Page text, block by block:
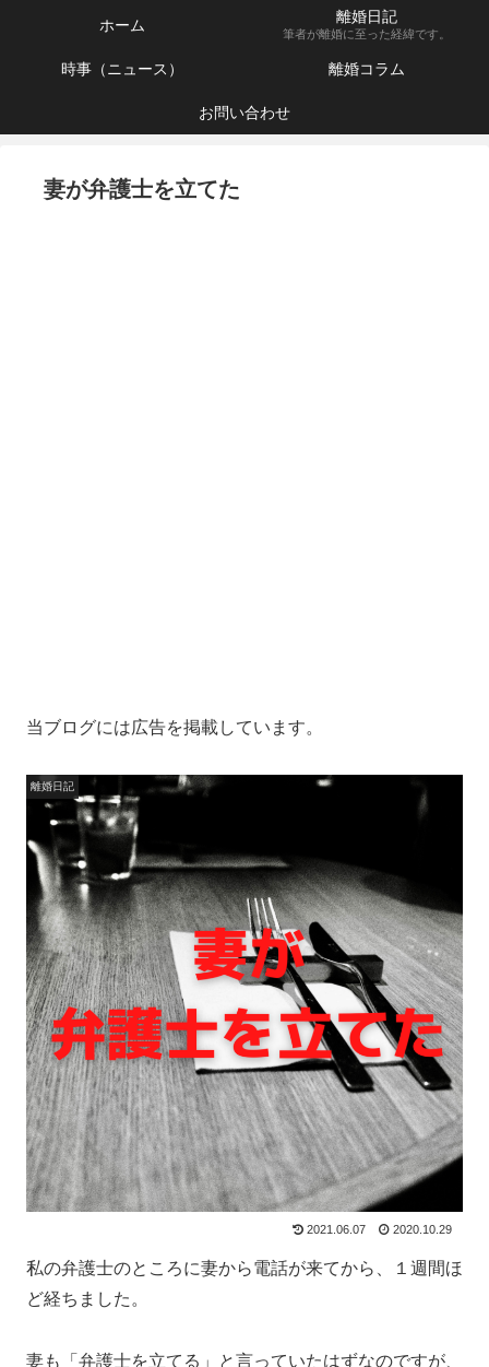
ホーム 離婚日記
筆者が離婚に至った経緯です。
時事（ニュース） 離婚コラム
お問い合わせ
妻が弁護士を立てた
当ブログには広告を掲載しています。
離婚日記
2021.06.07 2020.10.29
私の弁護士のところに妻から電話が来てから、１週間ほ
ど経ちました。
妻も「弁護士を立てる」と言っていたはずなのですが、